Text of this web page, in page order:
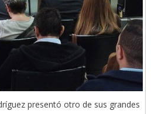
presentó otro de sus grandes